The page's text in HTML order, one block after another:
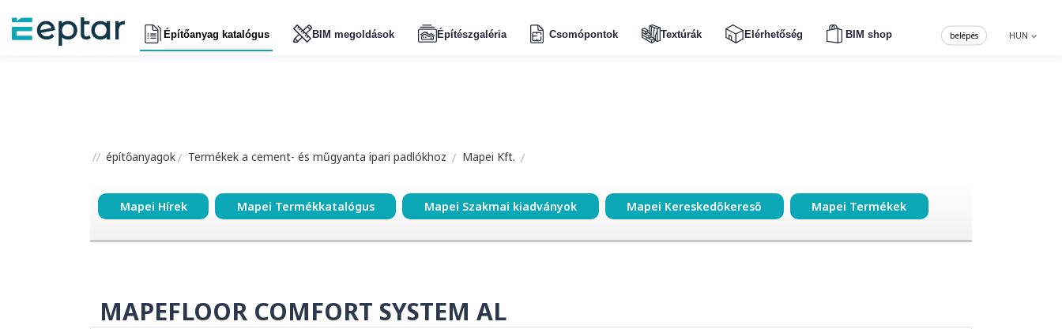
Építőanyag katalógus BIM megoldások Építészgaléria Csomópontok Textúrák Elérhetőség BIM shop HUN
belépés
építőanyagok Termékek a cement- és műgyanta ipari padlókhoz Mapei Kft.
Mapei Hírek Mapei Termékkatalógus Mapei Szakmai kiadványok Mapei Kereskedőkereső Mapei Termékek
MAPEFLOOR COMFORT SYSTEM AL